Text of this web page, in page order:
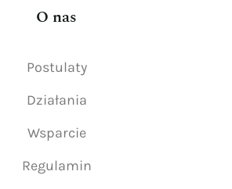
O nas
Postulaty
Działania
Wsparcie
Regulamin